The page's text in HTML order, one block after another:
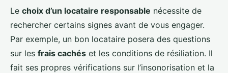
Le choix d’un locataire responsable nécessite de
rechercher certains signes avant de vous engager.
Par exemple, un bon locataire posera des questions
sur les frais cachés et les conditions de résiliation. Il
fait ses propres vérifications sur l’insonorisation et la